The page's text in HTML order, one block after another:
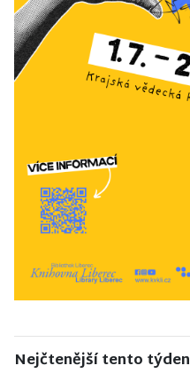
Nejčtenější tento týden